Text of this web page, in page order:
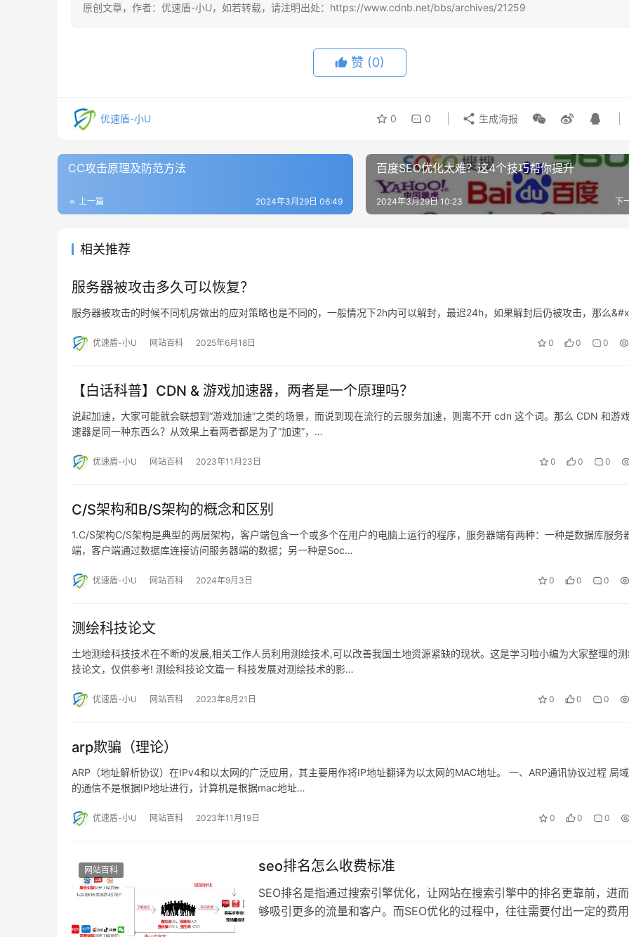
原创文章，作者：优速盾-小U，如若转载，请注明出处：https://www.cdnb.net/bbs/archives/21259
赞 (0)
优速盾-小U 0 0 生成海报
CC攻击原理及防范方法
上一篇 2024年3月29日 06:49
百度SEO优化太难？这4个技巧帮你提升
下
2024年3月29日 10:23
相关推荐
服务器被攻击多久可以恢复？
服务器被攻击的时候不同机房做出的应对策略也是不同的，一般情况下2h内可以解封，最迟24h，如果解封后仍被攻击，那么
优速盾-小U 网站百科 2025年6月18日 0 0 0
【白话科普】CDN & 游戏加速器，两者是一个原理吗？
说起加速，大家可能就会联想到“游戏加速”之类的场景，而说到现在流行的云服务加速，则离不开 cdn 这个词。那么 CDN 和游
速器是同一种东西么？从效果上看两者都是为了“加速”，…
优速盾-小U 网站百科 2023年11月23日 0 0 0
C/S架构和B/S架构的概念和区别
1.C/S架构C/S架构是典型的两层架构，客户端包含一个或多个在用户的电脑上运行的程序，服务器端有两种：一种是数据库服务
端，客户端通过数据库连接访问服务器端的数据；另一种是Soc…
优速盾-小U 网站百科 2024年9月3日 0 0 0
测绘科技论文
土地测绘科技技术在不断的发展,相关工作人员利用测绘技术,可以改善我国土地资源紧缺的现状。这是学习啦小编为大家整理的
技论文，仅供参考! 测绘科技论文篇一 科技发展对测绘技术的影…
优速盾-小U 网站百科 2023年8月21日 0 0 0
arp欺骗（理论）
ARP（地址解析协议）在IPv4和以太网的广泛应用，其主要用作将IP地址翻译为以太网的MAC地址。 一、ARP通讯协议过程 局
的通信不是根据IP地址进行，计算机是根据mac地址…
优速盾-小U 网站百科 2023年11月19日 0 0 0
网站百科 seo排名怎么收费标准
SEO排名是指通过搜索引擎优化，让网站在搜索引擎中的排名更靠前，进
够吸引更多的流量和客户。而SEO优化的过程中，往往需要付出一定的费